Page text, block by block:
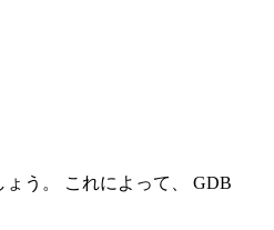
う。 これによって、 GDB